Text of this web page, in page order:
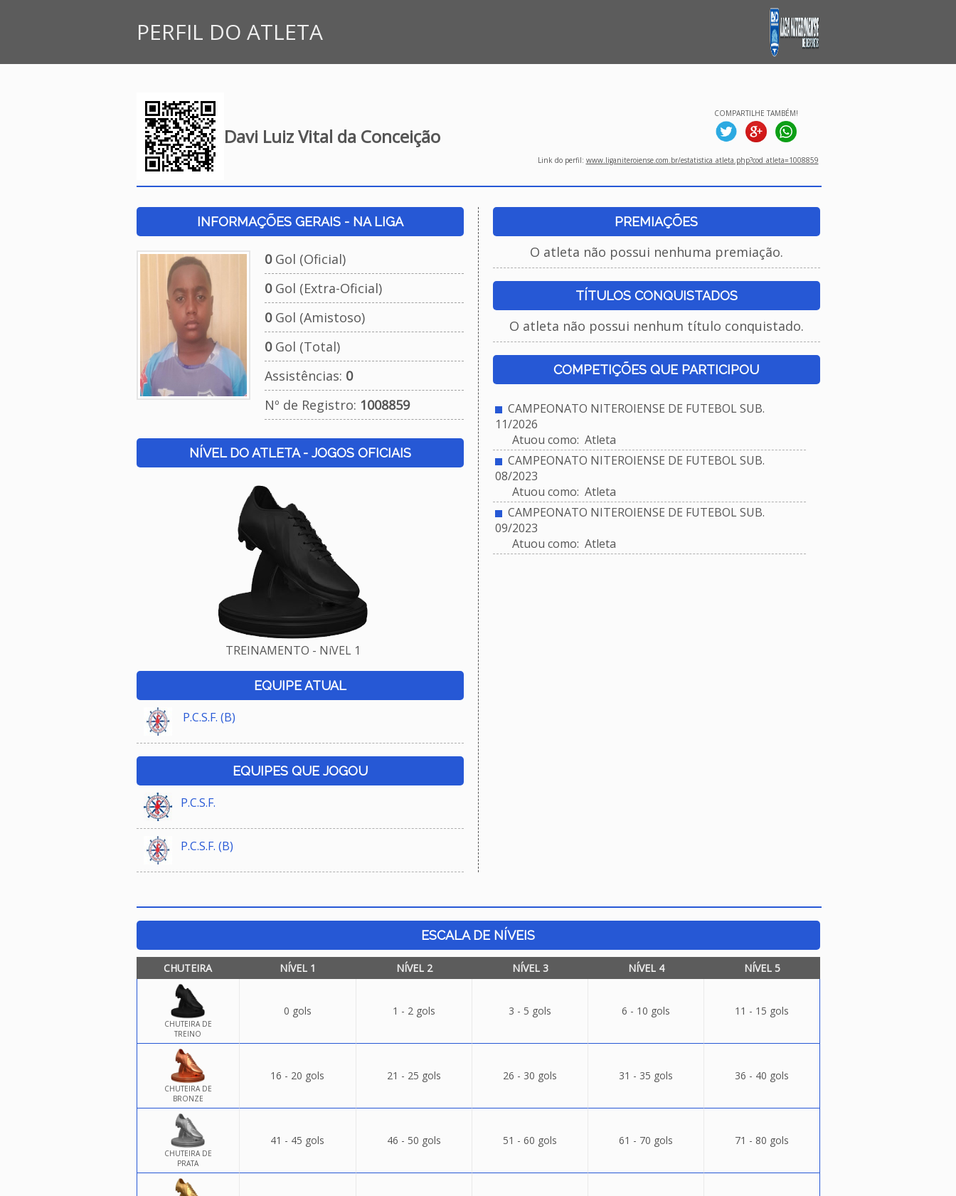
PERFIL DO ATLETA
Davi Luiz Vital da Conceição
COMPARTILHE TAMBÉM!
Link do perfil: www.liganiteroiense.com.br/estatistica_atleta.php?cod_atleta=1008859
INFORMAÇÕES GERAIS - NA LIGA
0Gol (Oficial)
0Gol (Extra-Oficial)
0Gol (Amistoso)
0Gol (Total)
Assistências: 0
Nº de Registro: 1008859
NÍVEL DO ATLETA - JOGOS OFICIAIS
TREINAMENTO - NíVEL 1
EQUIPE ATUAL
P.C.S.F. (B)
EQUIPES QUE JOGOU
P.C.S.F.
P.C.S.F. (B)
PREMIAÇÕES
O atleta não possui nenhuma premiação.
TÍTULOS CONQUISTADOS
O atleta não possui nenhum título conquistado.
COMPETIÇÕES QUE PARTICIPOU
CAMPEONATO NITEROIENSE DE FUTEBOL SUB.
11/2026
Atuou como: Atleta
CAMPEONATO NITEROIENSE DE FUTEBOL SUB.
08/2023
Atuou como: Atleta
CAMPEONATO NITEROIENSE DE FUTEBOL SUB.
09/2023
Atuou como: Atleta
ESCALA DE NÍVEIS
CHUTEIRA NÍVEL 1 NÍVEL 2 NÍVEL 3 NÍVEL 4 NÍVEL 5
CHUTEIRA DE
TREINO
0 gols 1 - 2 gols 3 - 5 gols 6 - 10 gols 11 - 15 gols
CHUTEIRA DE
BRONZE
16 - 20 gols 21 - 25 gols 26 - 30 gols 31 - 35 gols 36 - 40 gols
CHUTEIRA DE
PRATA
41 - 45 gols 46 - 50 gols 51 - 60 gols 61 - 70 gols 71 - 80 gols